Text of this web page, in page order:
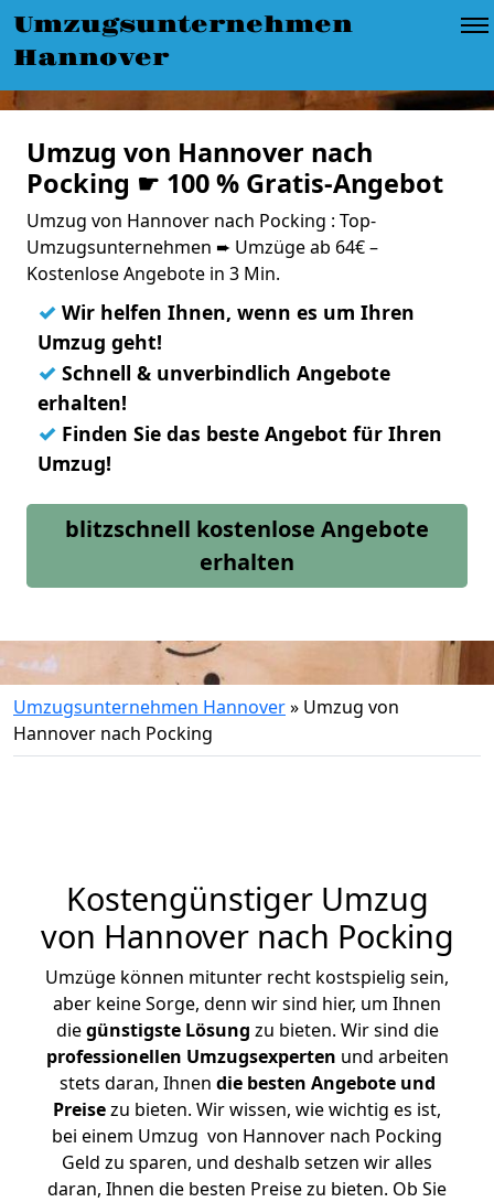
Umzugsunternehmen
Hannover
Umzug von Hannover nach
Pocking ☛ 100 % Gratis-Angebot
Umzug von Hannover nach Pocking : Top-
Umzugsunternehmen ➨ Umzüge ab 64€ –
Kostenlose Angebote in 3 Min.
✓ Wir helfen Ihnen, wenn es um Ihren
Umzug geht!
✓ Schnell & unverbindlich Angebote
erhalten!
✓ Finden Sie das beste Angebot für Ihren
Umzug!
blitzschnell kostenlose Angebote
erhalten
Umzugsunternehmen Hannover» Umzug von
Hannover nach Pocking
Kostengünstiger Umzug
von Hannover nach Pocking
Umzüge können mitunter recht kostspielig sein,
aber keine Sorge, denn wir sind hier, um Ihnen
diegünstigste Lösung zu bieten. Wir sind die
professionellen Umzugsexperten und arbeiten
stets daran, Ihnen die besten Angebote und
Preisezu bieten. Wir wissen, wie wichtig es ist,
bei einem Umzug von Hannover nach Pocking
Geld zu sparen, und deshalb setzen wir alles
daran, Ihnen die besten Preise zu bieten. Ob Sie